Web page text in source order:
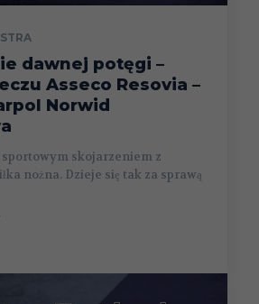
dawnej potęgi –
Asseco Resovia –
Norwid
skojarzeniem z
nożna. Dzieje się tak za sprawą